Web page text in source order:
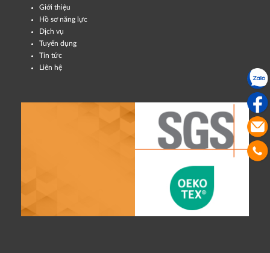
Giới thiệu
Hồ sơ năng lực
Dịch vụ
Tuyển dụng
Tin tức
Liên hệ